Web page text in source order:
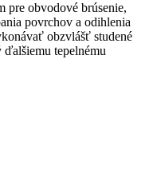
pre obvodové brúsenie,
povrchov a odihlenia
obzvlášť studené
tepelnému